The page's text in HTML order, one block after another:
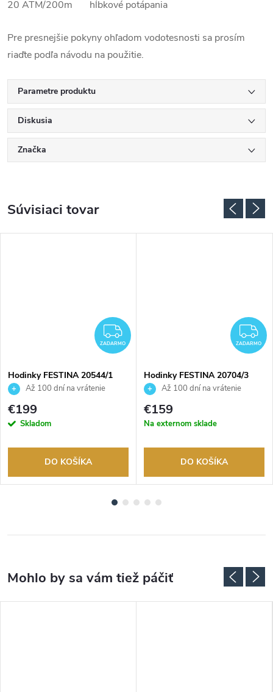
20 ATM/200m hĺbkové potápania
Pre presnejšie pokyny ohľadom vodotesnosti sa prosím
riaďte podľa návodu na použitie.
Parametre produktu
Diskusia
Značka
Súvisiaci tovar
ZADARMO
ZADARMO
Hodinky FESTINA 20544/1
Až 100 dní na vrátenie
tovaru. Autorizovaný predajca.
€199
Skladom
DO KOŠÍKA
ZADARMO
Hodinky FESTINA 20704/3
Až 100 dní na vrátenie
tovaru. Autorizovaný predajca.
€159
Na externom sklade
DO KOŠÍKA